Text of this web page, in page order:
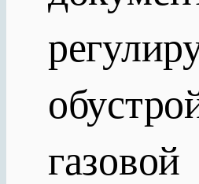
газовой